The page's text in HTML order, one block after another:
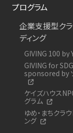
プログラム
企業支援型クラ
ディング
GIVING 100 by
GIVING for
sponsored by
ケイズハウス
グラム
ゆめ・まちクラ
ング